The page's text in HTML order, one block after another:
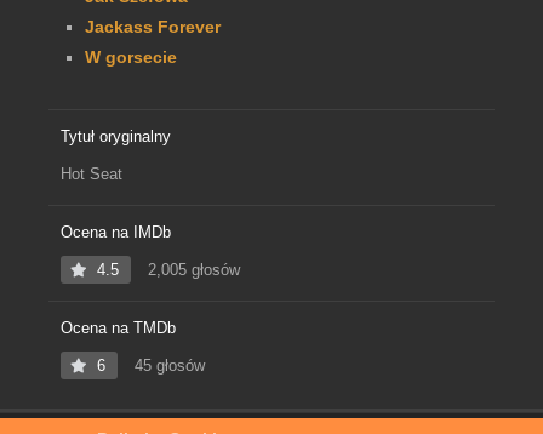
Jackass Forever
W gorsecie
Tytuł oryginalny
Hot Seat
Ocena na IMDb
4.5 2,005 głosów
Ocena na TMDb
6 45 głosów